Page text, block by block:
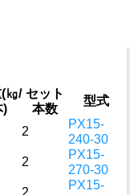
㎏/
)
セット
本数
型式
2
PX15-
240-30
2
PX15-
270-30
2
PX15-